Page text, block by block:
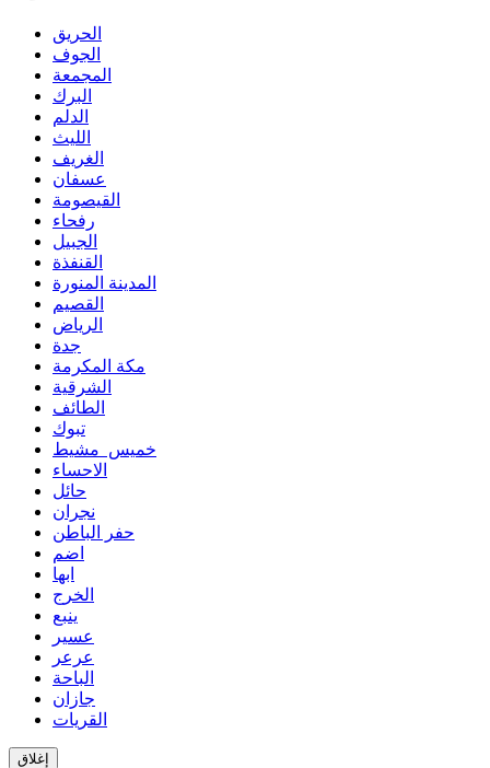
الحريق
الجوف
المجمعة
البرك
الدلم
الليث
الغريف
عسفان
القيصومة
رفحاء
الجبيل
القنفذة
المدينة المنورة
القصيم
الرياض
جدة
مكة المكرمة
الشرقية
الطائف
تبوك
خميس مشيط
الاحساء
حائل
نجران
حفر الباطن
اضم
ابها
الخرج
ينبع
عسير
عرعر
الباحة
جازان
القريات
إغلاق